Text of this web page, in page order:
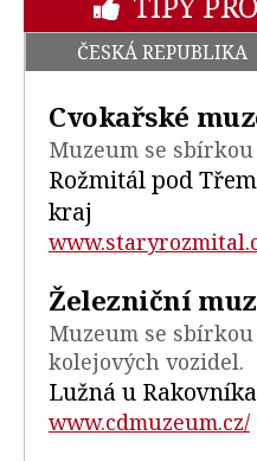
ČESKÁ REPUBLIKA
Cvokařské
Muzeum se
Rožmitál pod
kraj
Železniční
Muzeum se
kolejových vozidel.
Lužná u
www.cdmuzeum.cz/